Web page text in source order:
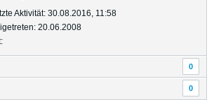
Aktivität: 30.08.2016, 11:58
20.06.2008
0
0